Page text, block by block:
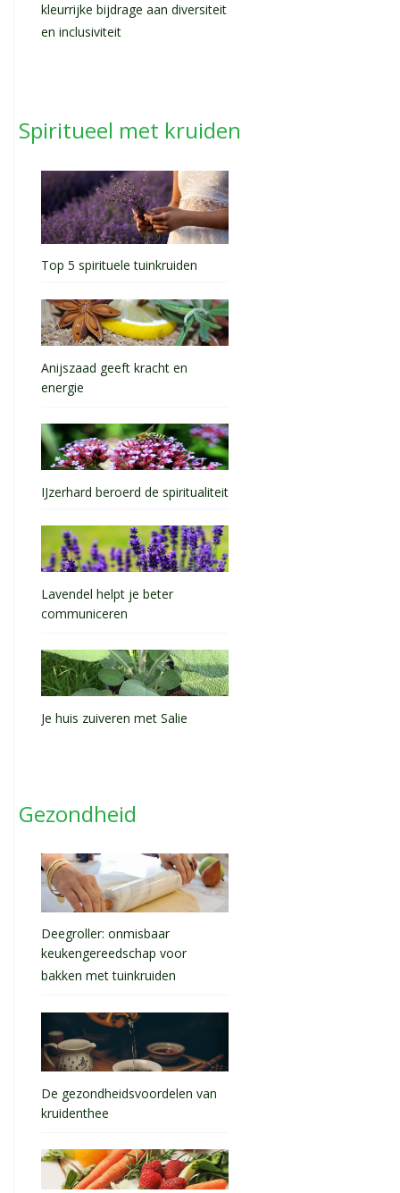
kleurrijke bijdrage aan diversiteit
en inclusiviteit
Spiritueel met kruiden
Top 5 spirituele tuinkruiden
Anijszaad geeft kracht en
energie
IJzerhard beroerd de spiritualiteit
Lavendel helpt je beter
communiceren
Je huis zuiveren met Salie
Gezondheid
Deegroller: onmisbaar
keukengereedschap voor
bakken met tuinkruiden
De gezondheidsvoordelen van
kruidenthee